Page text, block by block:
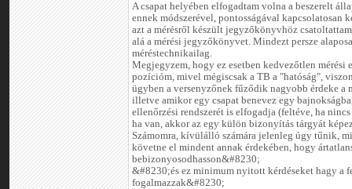
A csapat helyében elfogadtam volna a beszerelt
ennek módszerével, pontosságával kapcsolatosan
azt a mérésről készült jegyzőkönyvhöz
alá a mérési jegyzőkönyvet. Mindezt persze
méréstechnikailag.
Megjegyzem, hogy ez esetben kedvezőtlen mérési
pozícióm, mivel mégiscsak a TB a "hatóság",
ügyben a versenyzőnek fűződik nagyobb érdeke a
illetve amikor egy csapat benevez egy
ellenőrzési rendszerét is elfogadja (feltéve, ha
ha van, akkor az egy külön bizonyítás tárgyát
Számomra, kívülálló számára jelenleg úgy tűnik,
követne el mindent annak érdekében, hogy
bebizonyosodhasson&#8230;
&#8230;és ez minimum nyitott kérdéseket hagy a
fogalmazzak&#8230;